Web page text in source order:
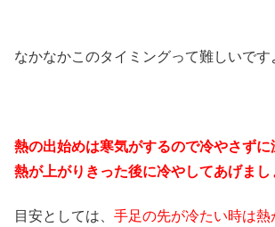
なかなかこのタイミングって難しいです
熱の出始めは寒気がするので冷やさずに
熱が上がりきった後に冷やしてあげまし
目安としては、 手足の先が冷たい時は熱